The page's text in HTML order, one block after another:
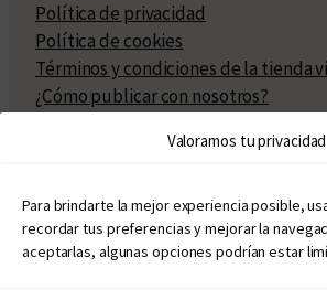
Valoramos tu privacidad
Para brindarte la mejor experiencia posible,
recordar tus preferencias y mejorar la
aceptarlas, algunas opciones podrían estar
Política de privacidad
Política de cookies
Términos y condiciones de la tienda
¿Cómo publicar con nosotros?
Políticas de publicación
Políticas de coedición
Atribuciones